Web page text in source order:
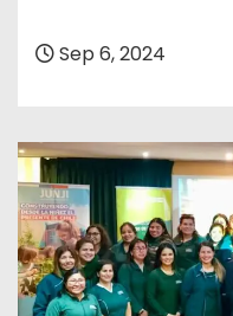
Sep 6, 2024